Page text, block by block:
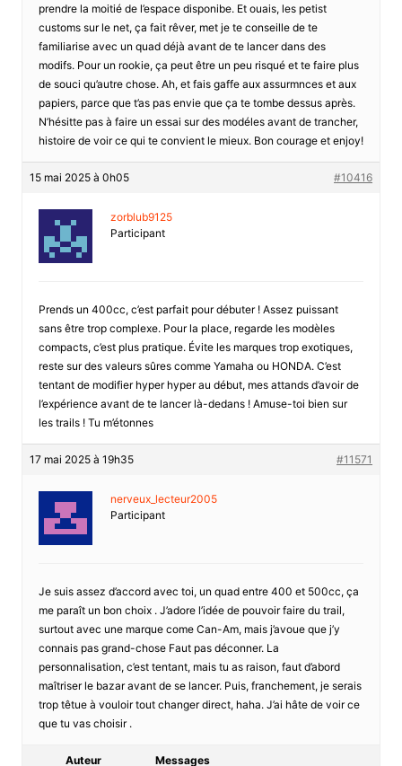
prendre la moitié de l’espace disponibe. Et ouais, les petist
customs sur le net, ça fait rêver, met je te conseille de te
familiarise avec un quad déjà avant de te lancer dans des
modifs. Pour un rookie, ça peut être un peu risqué et te faire plus
de souci qu’autre chose. Ah, et fais gaffe aux assurmnces et aux
papiers, parce que t’as pas envie que ça te tombe dessus après.
N’hésitte pas à faire un essai sur des modéles avant de trancher,
histoire de voir ce qui te convient le mieux. Bon courage et enjoy!
15 mai 2025 à 0h05 #10416
zorblub9125
Participant
Prends un 400cc, c’est parfait pour débuter ! Assez puissant
sans être trop complexe. Pour la place, regarde les modèles
compacts, c’est plus pratique. Évite les marques trop exotiques,
reste sur des valeurs sûres comme Yamaha ou HONDA. C’est
tentant de modifier hyper hyper au début, mes attands d’avoir de
l’expérience avant de te lancer là-dedans ! Amuse-toi bien sur
les trails ! Tu m’étonnes
17 mai 2025 à 19h35 #11571
nerveux_lecteur2005
Participant
Je suis assez d’accord avec toi, un quad entre 400 et 500cc, ça
me paraît un bon choix . J’adore l’idée de pouvoir faire du trail,
surtout avec une marque come Can-Am, mais j’avoue que j’y
connais pas grand-chose Faut pas déconner. La
personnalisation, c’est tentant, mais tu as raison, faut d’abord
maîtriser le bazar avant de se lancer. Puis, franchement, je serais
trop têtue à vouloir tout changer direct, haha. J’ai hâte de voir ce
que tu vas choisir .
Auteur Messages